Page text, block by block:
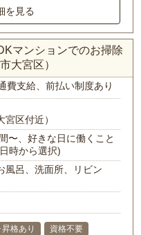
を見る
マンションでのお掃除
大宮区）
費支給、前払い制度あり
宮区付近）
〜、好きな日に働くこと
時から選択)
風呂、洗面所、リビン
格あり
資格不要